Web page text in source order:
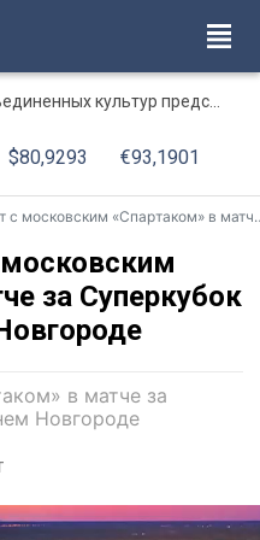
театральную концепцию до 2035 года
$80,9293 €93,1901
«Спартаком» в матче за Суперкубок России в Нижнем Новгороде
за Суперкубок
в матче за
Новгороде